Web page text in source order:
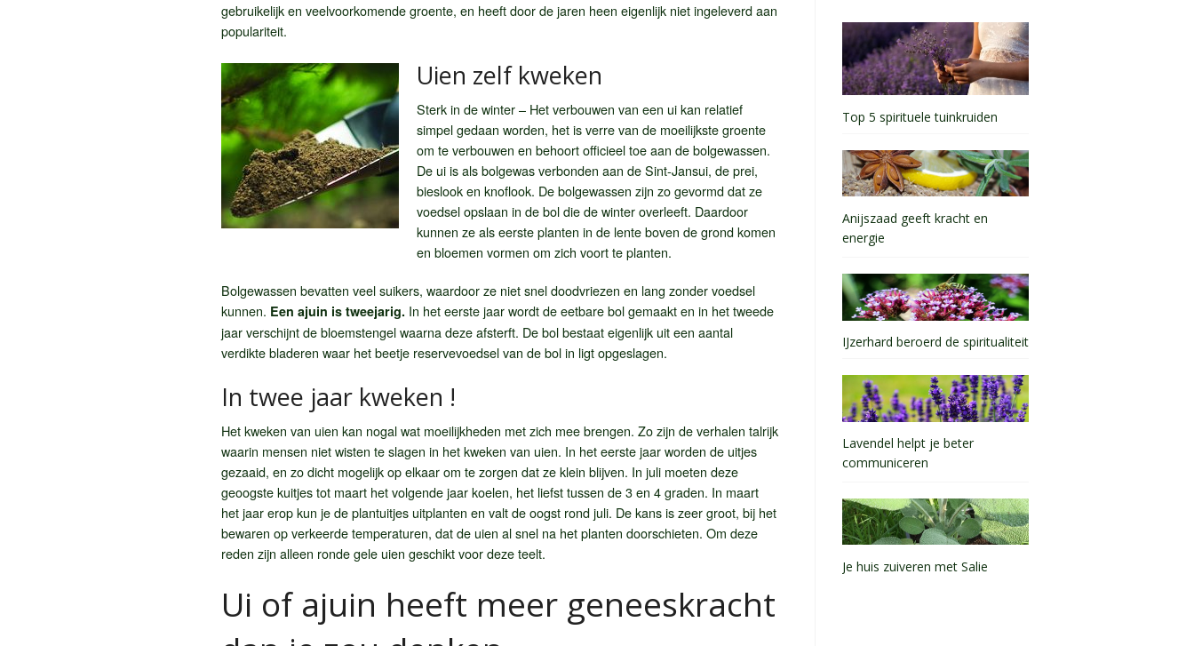
gebruikelijk en veelvoorkomende groente, en heeft door de jaren heen eigenlijk niet ingeleverd aan
populariteit.
Uien zelf kweken
Sterk in de winter – Het verbouwen van een ui kan relatief
simpel gedaan worden, het is verre van de moeilijkste groente
om te verbouwen en behoort officieel toe aan de bolgewassen.
De ui is als bolgewas verbonden aan de Sint-Jansui, de prei,
bieslook en knoflook. De bolgewassen zijn zo gevormd dat ze
voedsel opslaan in de bol die de winter overleeft. Daardoor
kunnen ze als eerste planten in de lente boven de grond komen
en bloemen vormen om zich voort te planten.
Bolgewassen bevatten veel suikers, waardoor ze niet snel doodvriezen en lang zonder voedsel
kunnen. Een ajuin is tweejarig. In het eerste jaar wordt de eetbare bol gemaakt en in het tweede
jaar verschijnt de bloemstengel waarna deze afsterft. De bol bestaat eigenlijk uit een aantal
verdikte bladeren waar het beetje reservevoedsel van de bol in ligt opgeslagen.
In twee jaar kweken !
Het kweken van uien kan nogal wat moeilijkheden met zich mee brengen. Zo zijn de verhalen talrijk
waarin mensen niet wisten te slagen in het kweken van uien. In het eerste jaar worden de uitjes
gezaaid, en zo dicht mogelijk op elkaar om te zorgen dat ze klein blijven. In juli moeten deze
geoogste kuitjes tot maart het volgende jaar koelen, het liefst tussen de 3 en 4 graden. In maart
het jaar erop kun je de plantuitjes uitplanten en valt de oogst rond juli. De kans is zeer groot, bij het
bewaren op verkeerde temperaturen, dat de uien al snel na het planten doorschieten. Om deze
reden zijn alleen ronde gele uien geschikt voor deze teelt.
Ui of ajuin heeft meer geneeskracht
Top 5 spirituele tuinkruiden
Anijszaad geeft kracht en
energie
IJzerhard beroerd de spiritualiteit
Lavendel helpt je beter
communiceren
Je huis zuiveren met Salie